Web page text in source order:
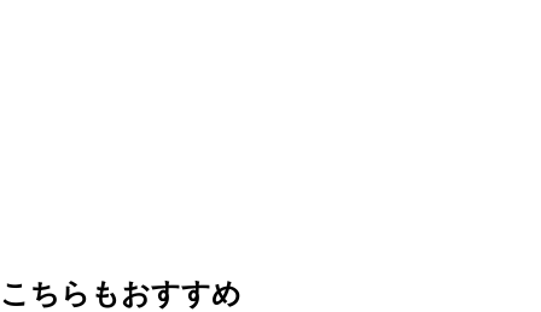
こちらもおすすめ